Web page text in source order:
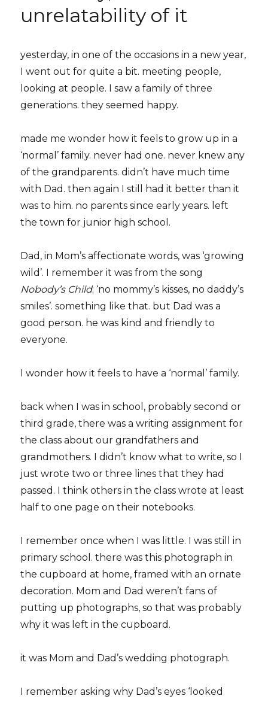
unrelatability of it
yesterday, in one of the occasions in a new year,
I went out for quite a bit. meeting people,
looking at people. I saw a family of three
generations. they seemed happy.
made me wonder how it feels to grow up in a
‘normal’ family. never had one. never knew any
of the grandparents. didn’t have much time
with Dad. then again I still had it better than it
was to him. no parents since early years. left
the town for junior high school.
Dad, in Mom’s affectionate words, was ‘growing
wild’. I remember it was from the song
Nobody’s Child; ‘no mommy’s kisses, no daddy’s
smiles’. something like that. but Dad was a
good person. he was kind and friendly to
everyone.
I wonder how it feels to have a ‘normal’ family.
back when I was in school, probably second or
third grade, there was a writing assignment for
the class about our grandfathers and
grandmothers. I didn’t know what to write, so I
just wrote two or three lines that they had
passed. I think others in the class wrote at least
half to one page on their notebooks.
I remember once when I was little. I was still in
primary school. there was this photograph in
the cupboard at home, framed with an ornate
decoration. Mom and Dad weren’t fans of
putting up photographs, so that was probably
why it was left in the cupboard.
it was Mom and Dad’s wedding photograph.
I remember asking why Dad’s eyes ‘looked